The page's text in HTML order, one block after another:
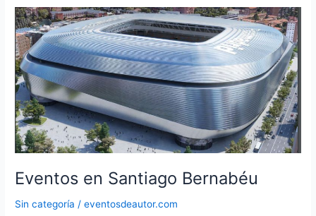
Eventos en Santiago Bernabéu
Sin categoría /eventosdeautor.com